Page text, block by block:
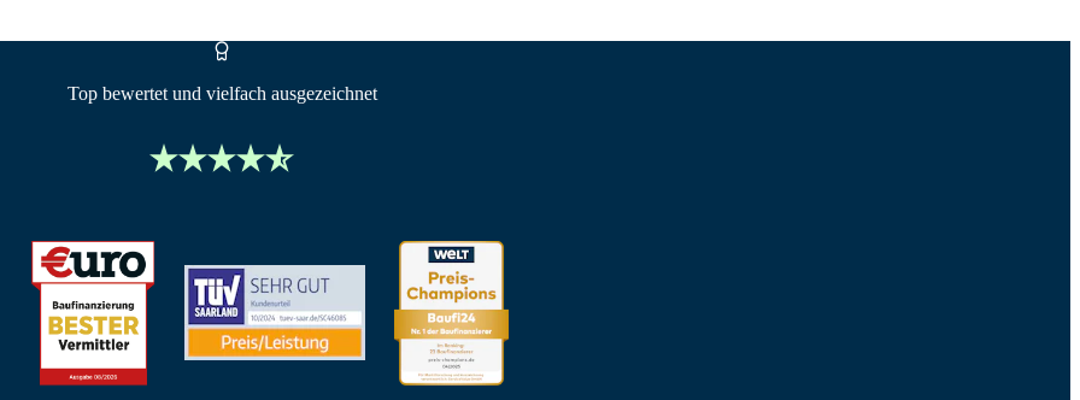
Top bewertet und vielfach ausgezeichnet